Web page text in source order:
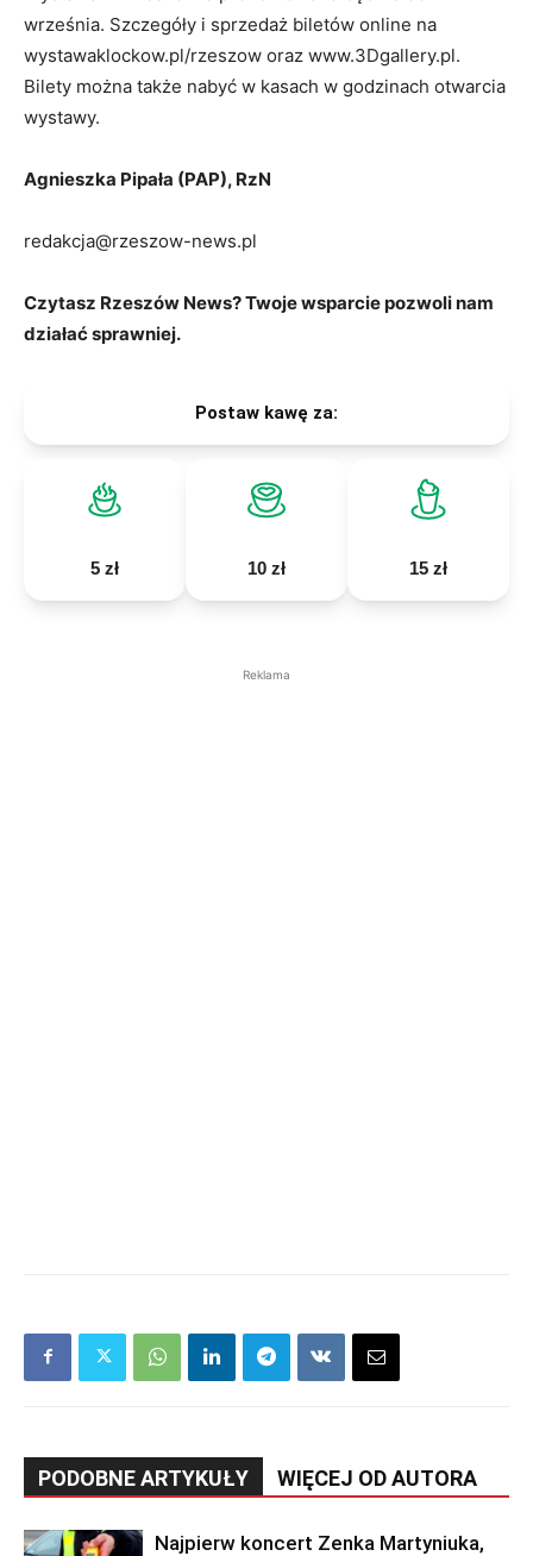
września. Szczegóły i sprzedaż biletów online na
wystawaklockow.pl/rzeszow oraz www.3Dgallery.pl.
Bilety można także nabyć w kasach w godzinach otwarcia
wystawy.
Agnieszka Pipała (PAP), RzN
redakcja@rzeszow-news.pl
Czytasz Rzeszów News? Twoje wsparcie pozwoli nam
działać sprawniej.
Postaw kawę za:
5 zł 10 zł 15 zł
Reklama
PODOBNE ARTYKUŁY WIĘCEJ OD AUTORA
Najpierw koncert Zenka Martyniuka,